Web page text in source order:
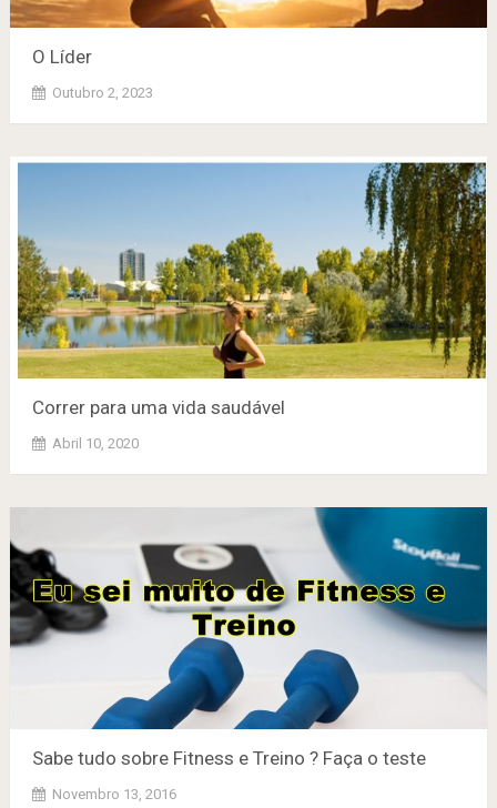
O Líder
Outubro 2, 2023
Correr para uma vida saudável
Abril 10, 2020
Sabe tudo sobre Fitness e Treino ? Faça o teste
Novembro 13, 2016